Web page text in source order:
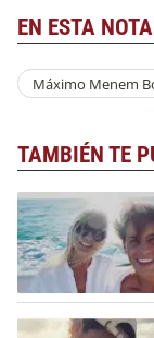
EN ESTA NOTA
Máximo Menem
TAMBIÉN TE